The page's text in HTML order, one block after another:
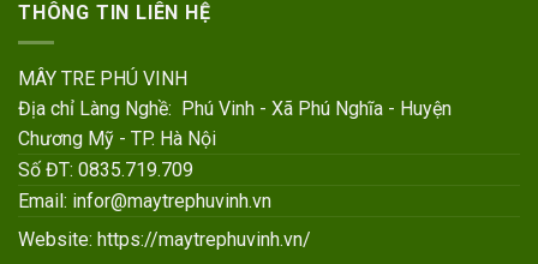
THÔNG TIN LIÊN HỆ
MÂY TRE PHÚ VINH
Địa chỉ Làng Nghề: Phú Vinh - Xã Phú Nghĩa - Huyện
Chương Mỹ - TP. Hà Nội
Số ĐT: 0835.719.709
Email: infor@maytrephuvinh.vn
Website: https://maytrephuvinh.vn/